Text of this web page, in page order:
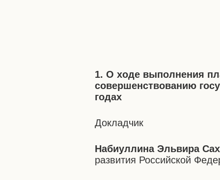
1. О ходе выполнения
совершенствованию
годах
Докладчик
Набиуллина Эльвира
развития Российской